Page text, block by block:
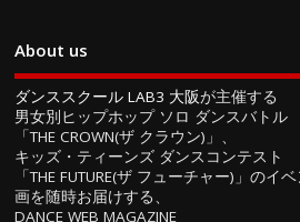
About us
ダンススクール LAB3 大阪が主催する
男女別ヒップホップ ソロ ダンスバトル
「THE CROWN(ザ クラウン)」、
キッズ・ティーンズ ダンスコンテスト
「THE FUTURE(ザ フューチャー)」のイ
画を随時お届けする、
DANCE WEB MAGAZINE